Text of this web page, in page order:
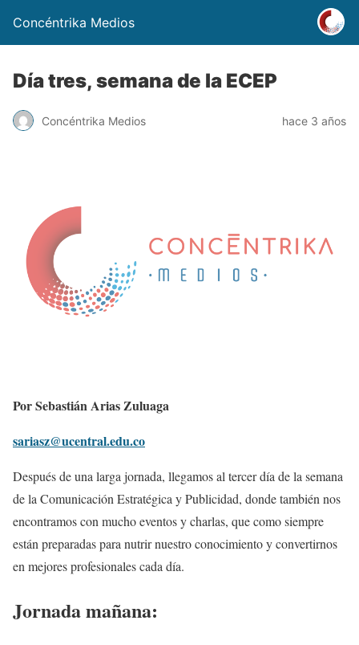
Concéntrika Medios
Día tres, semana de la ECEP
Concéntrika Medios hace 3 años
Por Sebastián Arias Zuluaga
sariasz@ucentral.edu.co
Después de una larga jornada, llegamos al tercer día de la semana
de la Comunicación Estratégica y Publicidad, donde también nos
encontramos con mucho eventos y charlas, que como siempre
están preparadas para nutrir nuestro conocimiento y convertirnos
en mejores profesionales cada día.
Jornada mañana: